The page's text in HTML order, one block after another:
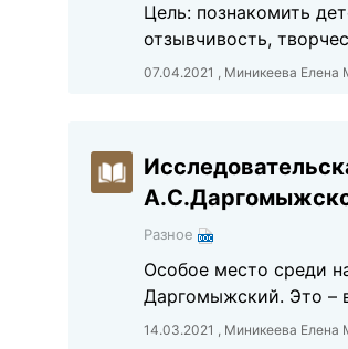
Цель: познакомить
отзывчивость,
07.04.2021 , Миникеева Елена
Разное
Особое место среди
Даргомыжский. Это –
14.03.2021 , Миникеева Елена